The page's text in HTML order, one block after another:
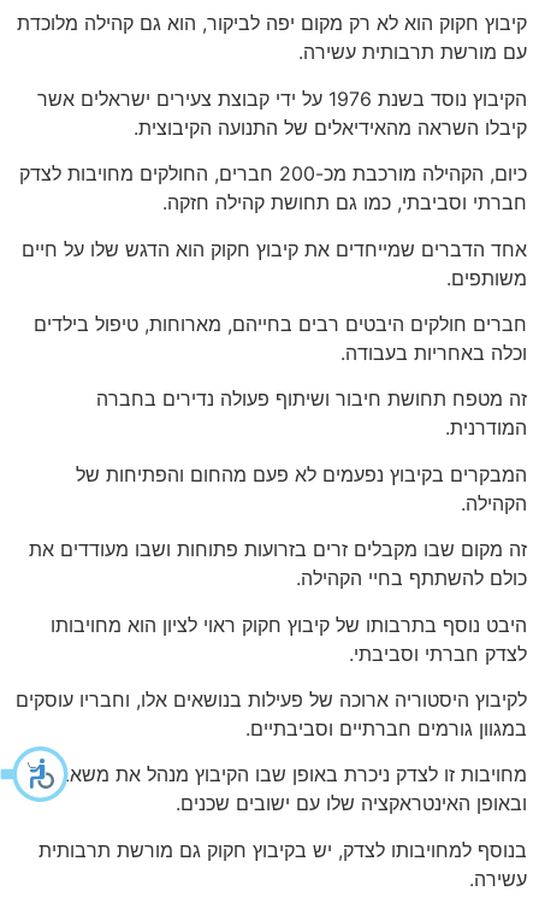
קיבוץ חקוק הוא לא רק מקום יפה לביקור, הוא גם קהילה מלוכדת
עם מורשת תרבותית עשירה.
הקיבוץ נוסד בשנת 1976 על ידי קבוצת צעירים ישראלים אשר
קיבלו השראה מהאידיאלים של התנועה הקיבוצית.
כיום, הקהילה מורכבת מכ-200 חברים, החולקים מחויבות לצדק
חברתי וסביבתי, כמו גם תחושת קהילה חזקה.
אחד הדברים שמייחדים את קיבוץ חקוק הוא הדגש שלו על חיים
משותפים.
חברים חולקים היבטים רבים בחייהם, מארוחות, טיפול בילדים
וכלה באחריות בעבודה.
זה מטפח תחושת חיבור ושיתוף פעולה נדירים בחברה
המודרנית.
המבקרים בקיבוץ נפעמים לא פעם מהחום והפתיחות של
הקהילה.
זה מקום שבו מקבלים זרים בזרועות פתוחות ושבו מעודדים את
כולם להשתתף בחיי הקהילה.
היבט נוסף בתרבותו של קיבוץ חקוק ראוי לציון הוא מחויבותו
לצדק חברתי וסביבתי.
לקיבוץ היסטוריה ארוכה של פעילות בנושאים אלו, וחבריו עוסקים
במגוון גורמים חברתיים וסביבתיים.
מחויבות זו לצדק ניכרת באופן שבו הקיבוץ מנהל את משאביו
ובאופן האינטראקציה שלו עם ישובים שכנים.
בנוסף למחויבותו לצדק, יש בקיבוץ חקוק גם מורשת תרבותית
עשירה.